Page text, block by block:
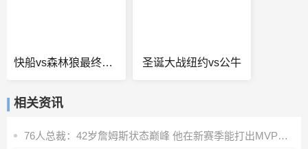
快船vs森林狼最终比分 圣诞大战纽约vs公牛
相关资讯
76人总裁：42岁詹姆斯状态巅峰 他在新赛季能打出MVP级别的表现